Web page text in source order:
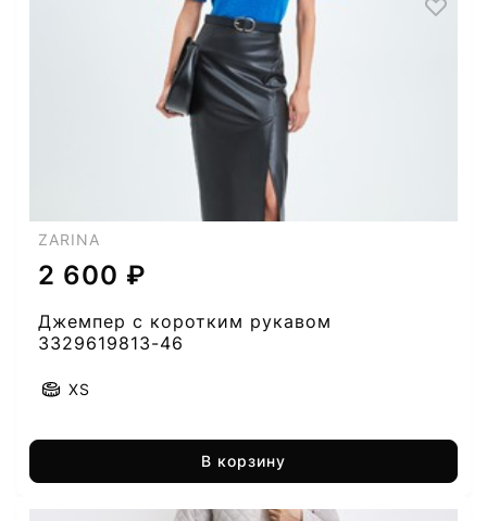
ZARINA
2 600 ₽
Джемпер с коротким рукавом
3329619813-46
XS
В корзину